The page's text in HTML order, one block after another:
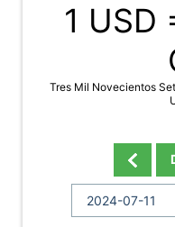
1 USD
Tres Mil Novecientos